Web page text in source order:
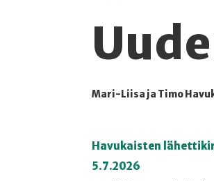
Kirjoittaja
Mari-Liisa ja Timo
Julkaistu
Lukuaika
Lukukertoja
Havukaisten
5.7.2026